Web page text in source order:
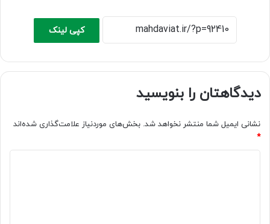
کپی لینک
دیدگاهتان را بنویسید
نشانی ایمیل شما منتشر نخواهد شد. بخش‌های موردنیاز علامت‌گذاری شده‌اند
*